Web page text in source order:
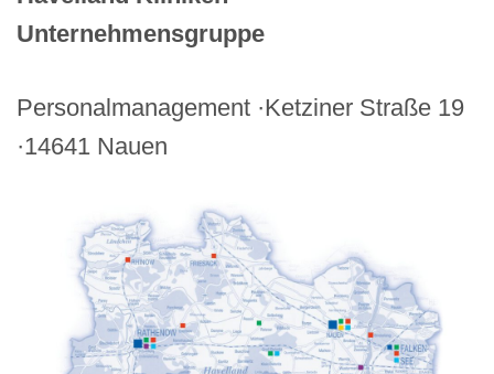
Unternehmensgruppe
Personalmanagement ·Ketziner Straße 19
·14641 Nauen